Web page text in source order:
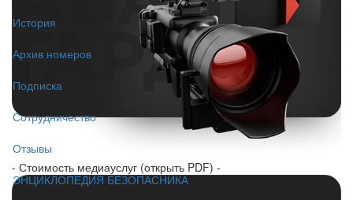
История
Архив номеров
Подписка
Сотрудничество
Отзывы
ЭНЦИКЛОПЕДИЯ БЕЗОПАСНИКА
- Стоимость медиауслуг (открыть PDF) -